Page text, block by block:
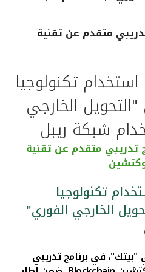
الآلي
متقدم عن تقنية
تكنولوجيا
الخارجي
شبكة ريبل
متقدم عن تقنية
تكنولوجيا
الخارجي الفوري"
في برنامج تدريبي